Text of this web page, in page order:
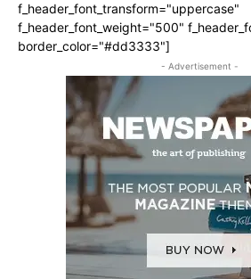
f_header_font_transform="uppercase"
f_header_font_weight="500"
border_color="#dd3333"]
- Advertisement -